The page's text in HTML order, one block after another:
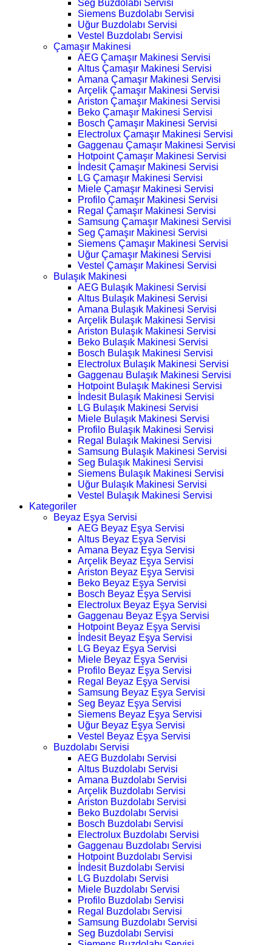
Seg Buzdolabı Servisi
Siemens Buzdolabı Servisi
Uğur Buzdolabı Servisi
Vestel Buzdolabı Servisi
Çamaşır Makinesi
AEG Çamaşır Makinesi Servisi
Altus Çamaşır Makinesi Servisi
Amana Çamaşır Makinesi Servisi
Arçelik Çamaşır Makinesi Servisi
Ariston Çamaşır Makinesi Servisi
Beko Çamaşır Makinesi Servisi
Bosch Çamaşır Makinesi Servisi
Electrolux Çamaşır Makinesi Servisi
Gaggenau Çamaşır Makinesi Servisi
Hotpoint Çamaşır Makinesi Servisi
İndesit Çamaşır Makinesi Servisi
LG Çamaşır Makinesi Servisi
Miele Çamaşır Makinesi Servisi
Profilo Çamaşır Makinesi Servisi
Regal Çamaşır Makinesi Servisi
Samsung Çamaşır Makinesi Servisi
Seg Çamaşır Makinesi Servisi
Siemens Çamaşır Makinesi Servisi
Uğur Çamaşır Makinesi Servisi
Vestel Çamaşır Makinesi Servisi
Bulaşık Makinesi
AEG Bulaşık Makinesi Servisi
Altus Bulaşık Makinesi Servisi
Amana Bulaşık Makinesi Servisi
Arçelik Bulaşık Makinesi Servisi
Ariston Bulaşık Makinesi Servisi
Beko Bulaşık Makinesi Servisi
Bosch Bulaşık Makinesi Servisi
Electrolux Bulaşık Makinesi Servisi
Gaggenau Bulaşık Makinesi Servisi
Hotpoint Bulaşık Makinesi Servisi
İndesit Bulaşık Makinesi Servisi
LG Bulaşık Makinesi Servisi
Miele Bulaşık Makinesi Servisi
Profilo Bulaşık Makinesi Servisi
Regal Bulaşık Makinesi Servisi
Samsung Bulaşık Makinesi Servisi
Seg Bulaşık Makinesi Servisi
Siemens Bulaşık Makinesi Servisi
Uğur Bulaşık Makinesi Servisi
Vestel Bulaşık Makinesi Servisi
Kategoriler
Beyaz Eşya Servisi
AEG Beyaz Eşya Servisi
Altus Beyaz Eşya Servisi
Amana Beyaz Eşya Servisi
Arçelik Beyaz Eşya Servisi
Ariston Beyaz Eşya Servisi
Beko Beyaz Eşya Servisi
Bosch Beyaz Eşya Servisi
Electrolux Beyaz Eşya Servisi
Gaggenau Beyaz Eşya Servisi
Hotpoint Beyaz Eşya Servisi
İndesit Beyaz Eşya Servisi
LG Beyaz Eşya Servisi
Miele Beyaz Eşya Servisi
Profilo Beyaz Eşya Servisi
Regal Beyaz Eşya Servisi
Samsung Beyaz Eşya Servisi
Seg Beyaz Eşya Servisi
Siemens Beyaz Eşya Servisi
Uğur Beyaz Eşya Servisi
Vestel Beyaz Eşya Servisi
Buzdolabı Servisi
AEG Buzdolabı Servisi
Altus Buzdolabı Servisi
Amana Buzdolabı Servisi
Arçelik Buzdolabı Servisi
Ariston Buzdolabı Servisi
Beko Buzdolabı Servisi
Bosch Buzdolabı Servisi
Electrolux Buzdolabı Servisi
Gaggenau Buzdolabı Servisi
Hotpoint Buzdolabı Servisi
İndesit Buzdolabı Servisi
LG Buzdolabı Servisi
Miele Buzdolabı Servisi
Profilo Buzdolabı Servisi
Regal Buzdolabı Servisi
Samsung Buzdolabı Servisi
Seg Buzdolabı Servisi